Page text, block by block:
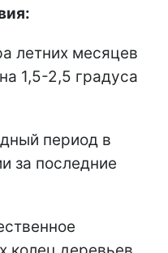
летних месяцев
1,5-2,5 градуса
период в
за последние